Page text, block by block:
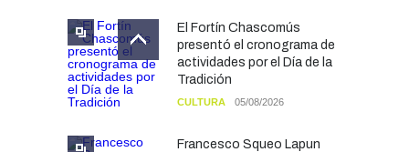
El Fortín Chascomús
presentó el cronograma de
actividades por el Día de la
Tradición
CULTURA 05/08/2026
Francesco Squeo Lapun